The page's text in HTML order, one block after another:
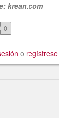
krean.com
0
o regístrese